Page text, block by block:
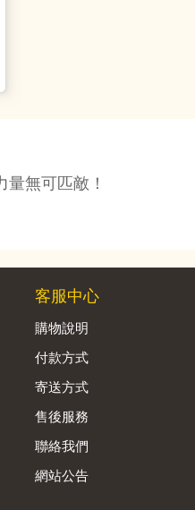
無可匹敵！
客服中心
購物說明
付款方式
寄送方式
售後服務
聯絡我們
網站公告